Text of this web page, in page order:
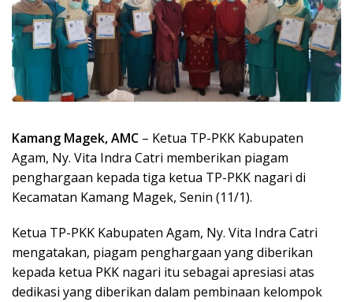
Kamang Magek, AMC – Ketua TP-PKK Kabupaten
Agam, Ny. Vita Indra Catri memberikan piagam
penghargaan kepada tiga ketua TP-PKK nagari di
Kecamatan Kamang Magek, Senin (11/1).
Ketua TP-PKK Kabupaten Agam, Ny. Vita Indra Catri
mengatakan, piagam penghargaan yang diberikan
kepada ketua PKK nagari itu sebagai apresiasi atas
dedikasi yang diberikan dalam pembinaan kelompok